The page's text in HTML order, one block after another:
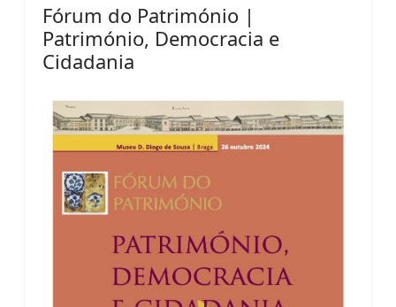
Fórum do Património |
Património, Democracia e
Cidadania